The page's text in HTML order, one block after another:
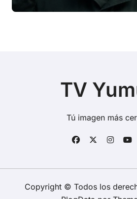
TV
Tú imagen más
Copyright © Todos los